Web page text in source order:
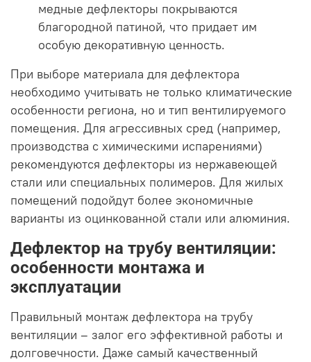
медные дефлекторы покрываются
благородной патиной, что придает им
особую декоративную ценность.
При выборе материала для дефлектора
необходимо учитывать не только климатические
особенности региона, но и тип вентилируемого
помещения. Для агрессивных сред (например,
производства с химическими испарениями)
рекомендуются дефлекторы из нержавеющей
стали или специальных полимеров. Для жилых
помещений подойдут более экономичные
варианты из оцинкованной стали или алюминия.
Дефлектор на трубу вентиляции:
особенности монтажа и
эксплуатации
Правильный монтаж дефлектора на трубу
вентиляции – залог его эффективной работы и
долговечности. Даже самый качественный